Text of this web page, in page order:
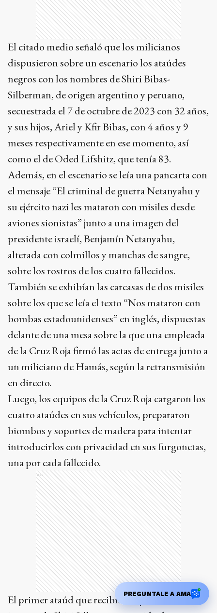
El citado medio señaló que los milicianos
dispusieron sobre un escenario los ataúdes
negros con los nombres de Shiri Bibas-
Silberman, de origen argentino y peruano,
secuestrada el 7 de octubre de 2023 con 32 años,
y sus hijos, Ariel y Kfir Bibas, con 4 años y 9
meses respectivamente en ese momento, así
como el de Oded Lifshitz, que tenía 83.
Además, en el escenario se leía una pancarta con
el mensaje “El criminal de guerra Netanyahu y
su ejército nazi les mataron con misiles desde
aviones sionistas” junto a una imagen del
presidente israelí, Benjamín Netanyahu,
alterada con colmillos y manchas de sangre,
sobre los rostros de los cuatro fallecidos.
También se exhibían las carcasas de dos misiles
sobre los que se leía el texto “Nos mataron con
bombas estadounidenses” en inglés, dispuestas
delante de una mesa sobre la que una empleada
de la Cruz Roja firmó las actas de entrega junto a
un miliciano de Hamás, según la retransmisión
en directo.
Luego, los equipos de la Cruz Roja cargaron los
cuatro ataúdes en sus vehículos, prepararon
biombos y soportes de madera para intentar
introducirlos con privacidad en sus furgonetas,
una por cada fallecido.
Ads
El primer ataúd que recibieron portaba la
PREGUNTALE A AMA